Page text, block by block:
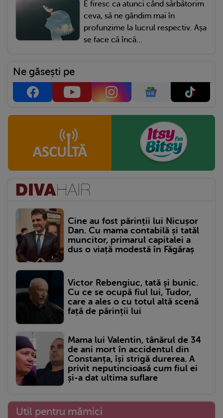
E firesc ca atunci când sărbătorim
ceva, să ne gândim mai în
profunzime la lucrul respectiv. Așa
se face că încă...
Ne găsești pe
Cine au fost părinții lui Nicușor
Dan. Cu mama contabilă și tatăl
muncitor, primarul capitalei a
dus o viață modestă în Făgăraș
Victor Rebengiuc, tată și bunic.
Cu ce se ocupă fiul lui, Tudor,
care a ales o cu totul altă scenă
față de părinții lui
Mama lui Valentin, tânărul de 34
de ani mort în accidentul din
Constanța, își strigă durerea. A
privit neputincioasă cum fiul ei
și-a dat ultima suflare
Util pentru mămici